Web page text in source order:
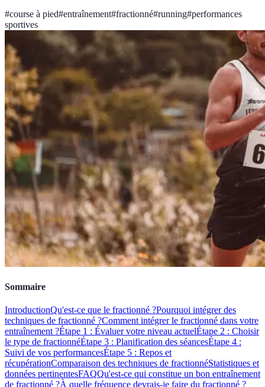
#course à pied#entraînement#fractionné#running#performances
sportives
Sommaire
IntroductionQu'est-ce que le fractionné ?Pourquoi intégrer des
techniques de fractionné ?Comment intégrer le fractionné dans votre
entraînement ?Étape 1 : Évaluer votre niveau actuelÉtape 2 : Choisir
le type de fractionnéÉtape 3 : Planification des séancesÉtape 4 :
Suivi de vos performancesÉtape 5 : Repos et
récupérationComparaison des techniques de fractionnéStatistiques et
données pertinentesFAQQu'est-ce qui constitue un bon entraînement
de fractionné ?À quelle fréquence devrais-je faire du fractionné ?